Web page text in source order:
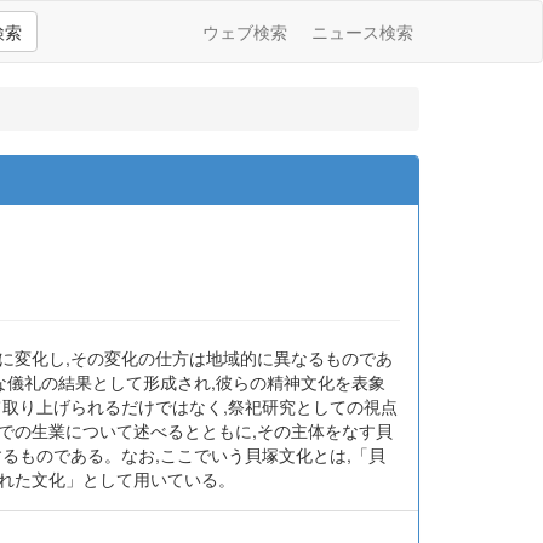
索 ウェブ検索 ニュース検索
変化し,その変化の仕方は地域的に異なるものであ
礼の結果として形成され,彼らの精神文化を表象
り上げられるだけではなく,祭祀研究としての視点
の生業について述べるとともに,その主体をなす貝
ものである。なお,ここでいう貝塚文化とは,「貝
文化」として用いている。